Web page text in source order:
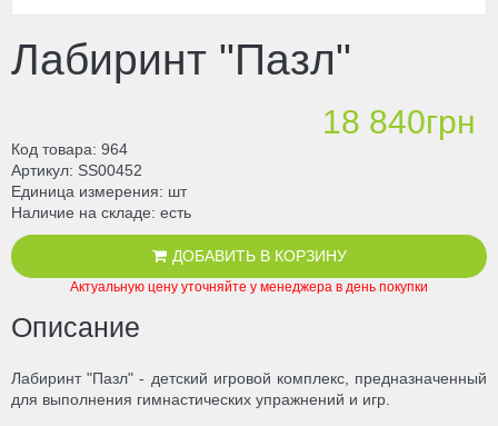
Лабиринт "Пазл"
18 840грн
Код товара 964
Артикул SS00452
Единица измерения
шт
Наличие на складе есть
ДОБАВИТЬ В КОРЗИНУ
Актуальную цену уточняйте у менеджера в день покупки
Описание
Лабиринт "Пазл" - детский игровой комплекс, предназначенный
для выполнения гимнастических упражнений и игр.